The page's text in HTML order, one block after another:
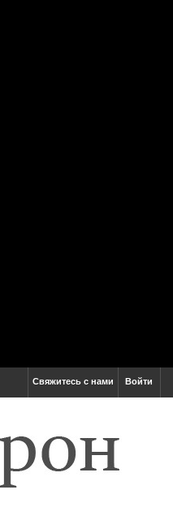
Войти
Свяжитесь с нами